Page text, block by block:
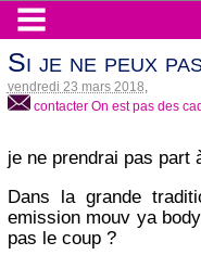
Si je ne peux
vendredi 23 mars 2018
contacter On est pas des
je ne prendrai pas part
Dans la grande
emission mouv ya
pas le coup ?